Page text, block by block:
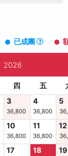
已成團
2026
四 五
3
36,800
4
36,800
5
10
36,800
11
36,800
12
17 18 19